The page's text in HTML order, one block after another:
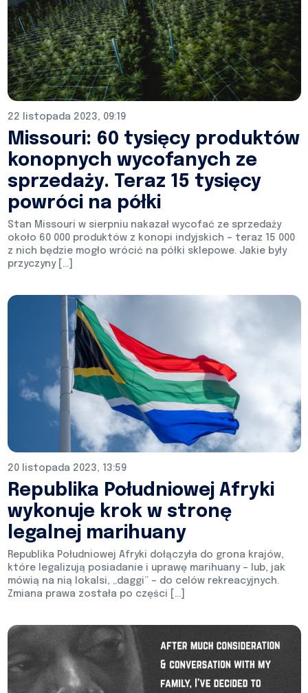
22 listopada 2023, 09:19
Missouri: 60 tysięcy produktów
konopnych wycofanych ze
sprzedaży. Teraz 15 tysięcy
powróci na półki
Stan Missouri w sierpniu nakazał wycofać ze sprzedaży
około 60 000 produktów z konopi indyjskich – teraz 15 000
z nich będzie mogło wrócić na półki sklepowe. Jakie były
przyczyny […]
20 listopada 2023, 13:59
Republika Południowej Afryki
wykonuje krok w stronę
legalnej marihuany
Republika Południowej Afryki dołączyła do grona krajów,
które legalizują posiadanie i uprawę marihuany – lub, jak
mówią na nią lokalsi, „daggi” – do celów rekreacyjnych.
Zmiana prawa została po części […]